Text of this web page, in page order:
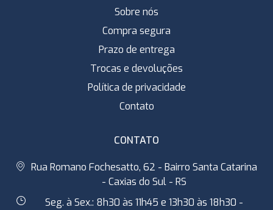
Sobre nós
Compra segura
Prazo de entrega
Trocas e devoluções
Política de privacidade
Contato
CONTATO
Rua Romano Fochesatto, 62 - Bairro Santa Catarina
- Caxias do Sul - RS
Seg. à Sex.: 8h30 às 11h45 e 13h30 às 18h30 -